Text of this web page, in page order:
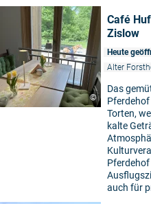
©
Café
Zislow
Heute
Alter
Das
Torten,
kalte
Pferdehof
auch für